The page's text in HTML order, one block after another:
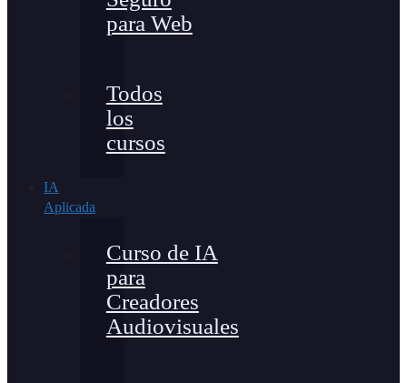
para Web
Todos
los
cursos
IA
Aplicada
Curso de IA
para
Creadores
Audiovisuales